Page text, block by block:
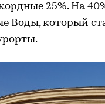
25%. На
Воды, который